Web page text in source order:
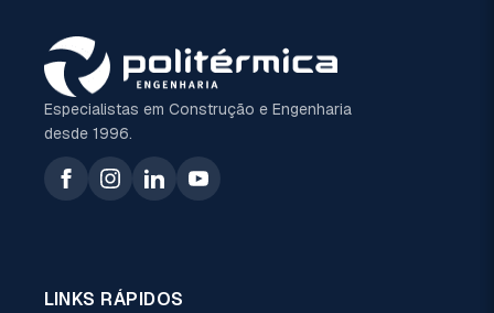
Especialistas em Construção e Engenharia
desde 1996.
LINKS RÁPIDOS